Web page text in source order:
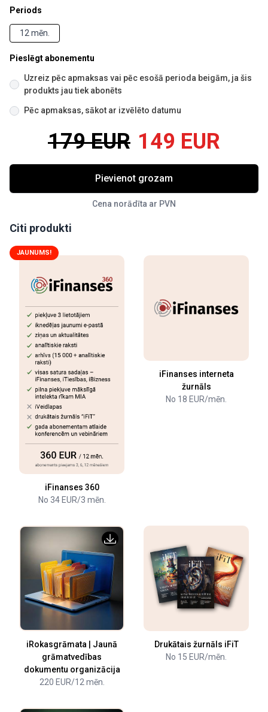
Periods
12 mēn.
Pieslēgt abonementu
Uzreiz pēc apmaksas vai pēc esošā perioda beigām, ja šis
produkts jau tiek abonēts
Pēc apmaksas, sākot ar izvēlēto datumu
179 EUR 149 EUR
Pievienot grozam
Cena norādīta ar PVN
Citi produkti
JAUNUMS!
iFinanses 360
No 34 EUR/3 mēn.
iFinanses interneta
žurnāls
No 18 EUR/mēn.
iRokasgrāmata | Jaunā
grāmatvedības
dokumentu organizācija
220 EUR/12 mēn.
Drukātais žurnāls iFiT
No 15 EUR/mēn.